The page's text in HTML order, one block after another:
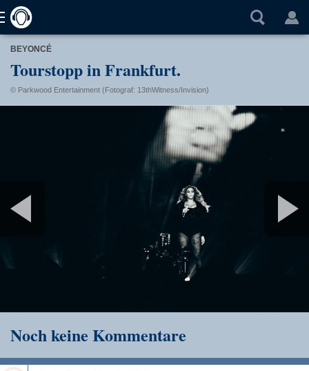
BEYONCÉ
Tourstopp in Frankfurt.
© Parkwood Entertainment (Fotograf: 13thWitness/Invision)
Noch keine Kommentare